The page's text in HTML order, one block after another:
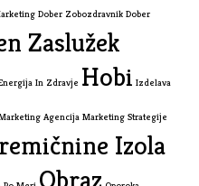
Dober Zobozdravnik Dober
Zaslužek
In Zdravje Hobi Izdelava
Agencija Marketing Strategije
Izola
Obraz